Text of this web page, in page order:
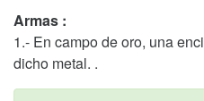
Armas :
1.- En campo de oro, una
dicho metal. .